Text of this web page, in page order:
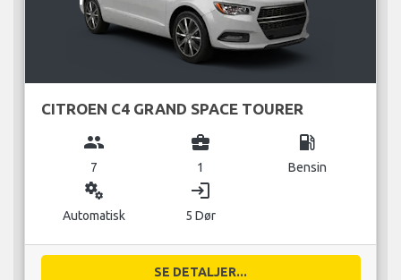
CITROEN C4 GRAND SPACE TOURER
group
7
business_center
1
local_gas_station
Bensin
miscellaneous_services
Automatisk
login
5 Dør
SE DETALJER...